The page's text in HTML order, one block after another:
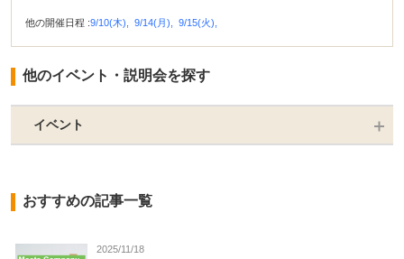
他の開催日程 :9/10(木), 9/14(月), 9/15(火),
他のイベント・説明会を探す
イベント
おすすめの記事一覧
2025/11/18